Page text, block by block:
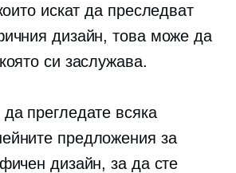
искат да преследват
дизайн, това може да
си заслужава.
прегледате всяка
предложения за
дизайн, за да сте